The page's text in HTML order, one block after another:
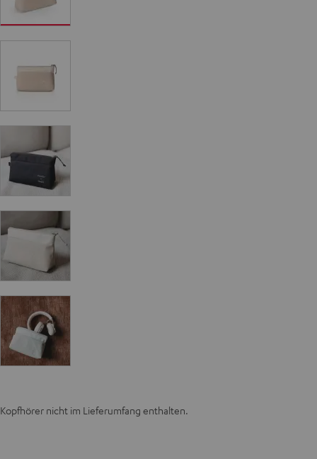
Kopfhörer nicht im Lieferumfang enthalten.